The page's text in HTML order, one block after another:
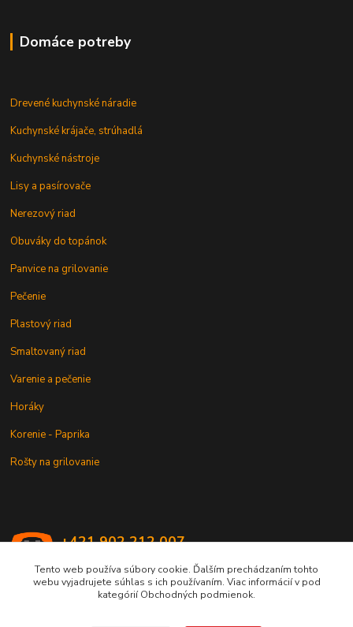
Domáce potreby
Drevené kuchynské náradie
Kuchynské krájače, strúhadlá
Kuchynské nástroje
Lisy a pasírovače
Nerezový riad
Obuváky do topánok
Panvice na grilovanie
Pečenie
Plastový riad
Smaltovaný riad
Varenie a pečenie
Horáky
Korenie - Paprika
Rošty na grilovanie
+421 902 212 007
Tento web používa súbory cookie. Ďalším prechádzaním tohto
webu vyjadrujete súhlas s ich používaním. Viac informácií v pod
kategórií Obchodných podmienok.